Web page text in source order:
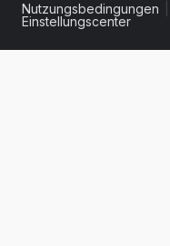
Nutzungsbedingungen
Einstellungscenter